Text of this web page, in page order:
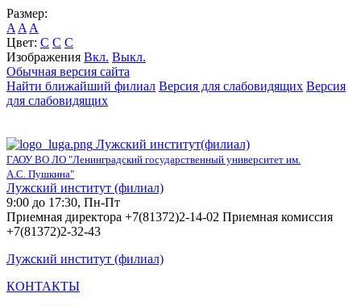
Размер:
A A A
Цвет: C C C
Изображения Вкл. Выкл.
Обычная версия сайта
Найти ближайший филиал Версия для слабовидящих Версия
для слабовидящих
Лужский институт(филиал)
ГАОУ ВО ЛО "Ленинградский государственный университет им.
А.С. Пушкина"
Лужский институт (филиал)
9:00 до 17:30, Пн-Пт
Приемная директора +7(81372)2-14-02 Приемная комиссия
+7(81372)2-32-43
Лужский институт (филиал)
КОНТАКТЫ